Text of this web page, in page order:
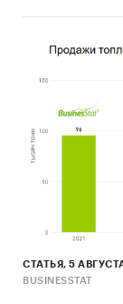
СТАТЬЯ, 5
BUSINESSTAT